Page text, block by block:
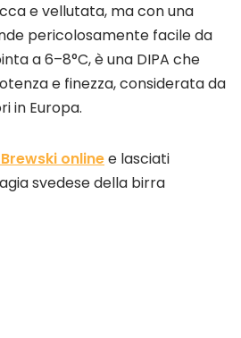
e vellutata, ma con una
pericolosamente facile da
a 6–8°C, è una DIPA che
e finezza, considerata da
in Europa.
onlinee lasciati
svedese della birra